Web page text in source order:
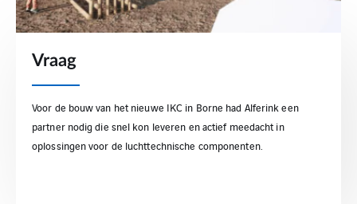
Vraag
Voor de bouw van het nieuwe IKC in Borne had Alferink een
partner nodig die snel kon leveren en actief meedacht in
oplossingen voor de luchttechnische componenten.